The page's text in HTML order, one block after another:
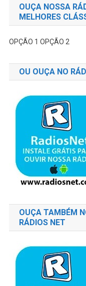
OUÇA NOSSA
MELHORES
OPÇÃO 1 OPÇÃO 2
OU OUÇA NO
OUÇA TAMBÉM
RÁDIOS NET